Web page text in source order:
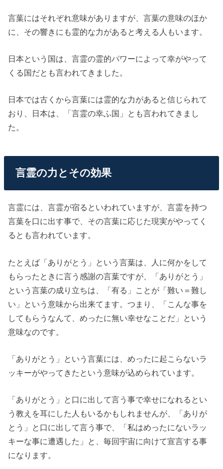
言葉にはそれぞれ意味がありますが、言葉の意味のほか
に、その響きにも霊的な力があると考える人もいます。
日本という国は、言霊の霊的パワーによって幸がやって
くる国だとも言われてきました。
日本では古くから言葉には霊的な力があると信じられて
おり、日本は、「言霊の幸ふ国」とも言われてきまし
た。
言霊の力とその効果
言霊には、言霊が宿るといわれていますが、言霊を持つ
言葉を口に出す事で、その言葉に応じた現実がやってく
るとも言われています。
たとえば「ありがとう」という言葉は、人に何かをして
もらったときに言う感謝の言葉ですが、「ありがとう」
という言葉の成り立ちは、「有る」ことが「難い＝難し
い」という意味から出来てます。つまり、「こんな事を
してもらうなんて、めったに無い幸せなことだ」という
意味なのです。
「ありがとう」という言葉には、めったに起こらないラ
ッキーがやってきたという意味が込められています。
「ありがとう」と口に出して言う事で幸せになれるとい
う教えを耳にした人もいるかもしれませんが、「ありが
とう」と口に出して言う事で、「私はめったにないラッ
キーな事に遭遇した」と、毎回宇宙に向けて宣言する事
になります。